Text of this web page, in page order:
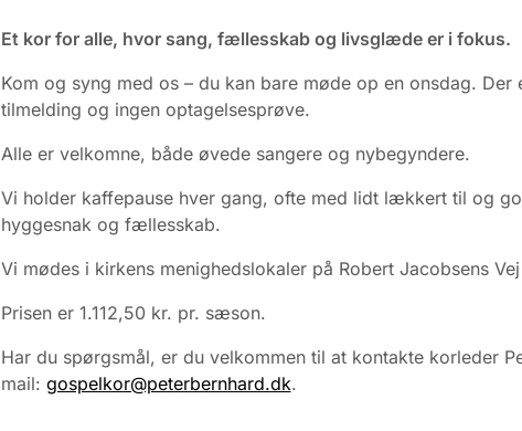
Et kor for alle, hvor sang, fællesskab og livsglæde er i fokus.
Kom og syng med os – du kan bare møde op en onsdag. Der
tilmelding og ingen optagelsesprøve.
Alle er velkomne, både øvede sangere og nybegyndere.
Vi holder kaffepause hver gang, ofte med lidt lækkert til og
hyggesnak og fællesskab.
Vi mødes i kirkens menighedslokaler på Robert Jacobsens
Prisen er 1.112,50 kr. pr. sæson.
Har du spørgsmål, er du velkommen til at kontakte korleder
mail: gospelkor@peterbernhard.dk.